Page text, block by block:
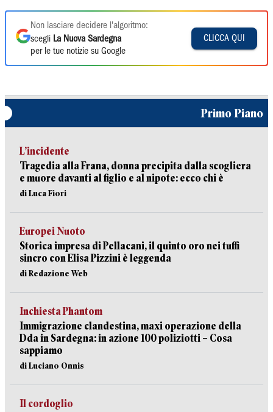
Non lasciare decidere l'algoritmo:
scegli La Nuova Sardegna
per le tue notizie su Google
CLICCA QUI
Primo Piano
L’incidente
Tragedia alla Frana, donna precipita dalla scogliera
e muore davanti al figlio e al nipote: ecco chi è
di Luca Fiori
Europei Nuoto
Storica impresa di Pellacani, il quinto oro nei tuffi
sincro con Elisa Pizzini è leggenda
di Redazione Web
Inchiesta Phantom
Immigrazione clandestina, maxi operazione della
Dda in Sardegna: in azione 100 poliziotti – Cosa
sappiamo
di Luciano Onnis
Il cordoglio